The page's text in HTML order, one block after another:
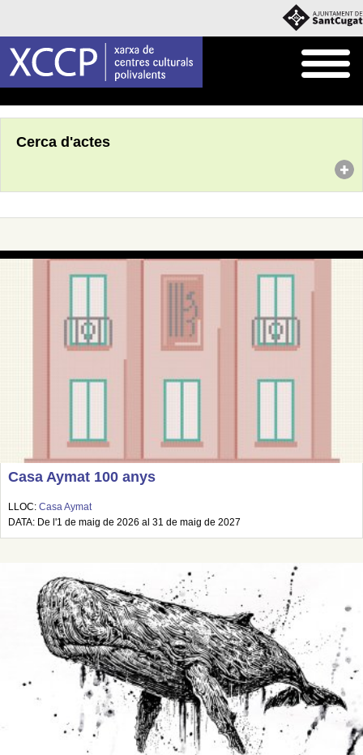
Cerca d'actes
Casa Aymat 100 anys
LLOC: Casa Aymat
DATA: De l'1 de maig de 2026 al 31 de maig de 2027